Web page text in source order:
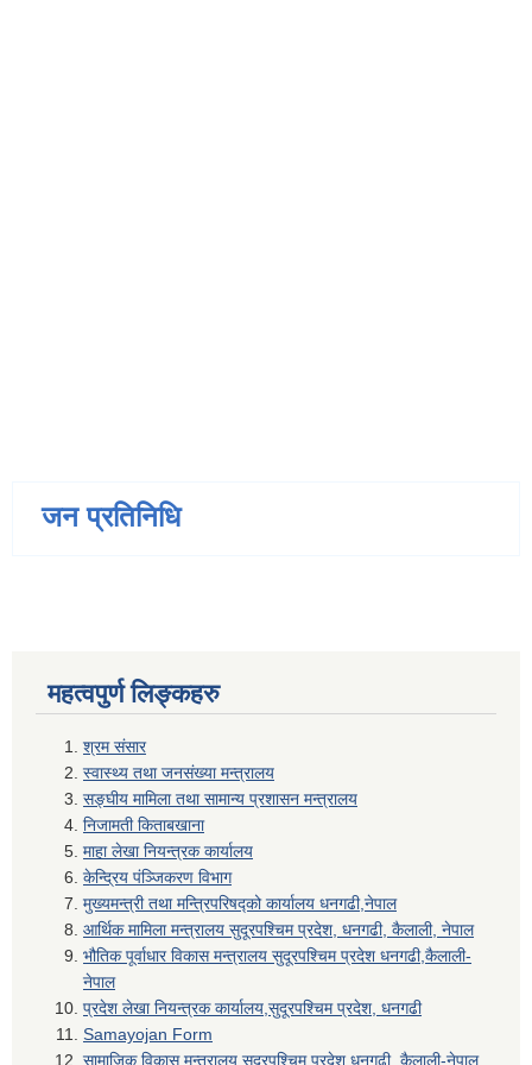
जन प्रतिनिधि
महत्वपुर्ण लिङ्कहरु
श्रम संसार
स्वास्थ्य तथा जनसंख्या मन्त्रालय
सङ्घीय मामिला तथा सामान्य प्रशासन मन्त्रालय
निजामती किताबखाना
माहा लेखा नियन्त्रक कार्यालय
केन्द्रिय पंञ्जिकरण विभाग
मुख्यमन्त्री तथा मन्त्रिपरिषद्को कार्यालय धनगढी,नेपाल
आर्थिक मामिला मन्त्रालय सुदूरपश्चिम प्रदेश, धनगढी, कैलाली, नेपाल
भौतिक पूर्वाधार विकास मन्त्रालय सुदूरपश्चिम प्रदेश धनगढी,कैलाली-
नेपाल
प्रदेश लेखा नियन्त्रक कार्यालय,सुदूरपश्चिम प्रदेश, धनगढी
Samayojan Form
सामाजिक विकास मन्त्रालय सुदूरपश्चिम प्रदेश धनगढी, कैलाली-नेपाल